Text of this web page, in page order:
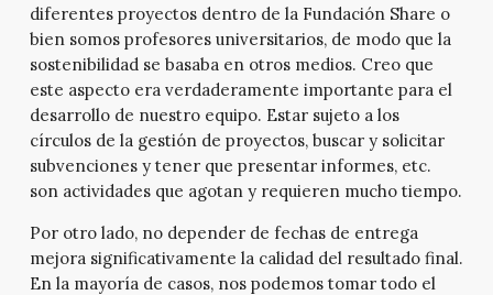
diferentes proyectos dentro de la Fundación Share o
bien somos profesores universitarios, de modo que la
sostenibilidad se basaba en otros medios. Creo que
este aspecto era verdaderamente importante para el
desarrollo de nuestro equipo. Estar sujeto a los
círculos de la gestión de proyectos, buscar y solicitar
subvenciones y tener que presentar informes, etc.
son actividades que agotan y requieren mucho tiempo.
Por otro lado, no depender de fechas de entrega
mejora significativamente la calidad del resultado final.
En la mayoría de casos, nos podemos tomar todo el